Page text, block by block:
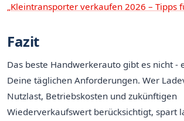
„Kleintransporter verkaufen 2026 – Tipps
Fazit
Das beste Handwerkerauto gibt es nicht -
Deine täglichen Anforderungen. Wer
Nutzlast, Betriebskosten und zukünftigen
Wiederverkaufswert berücksichtigt, spart